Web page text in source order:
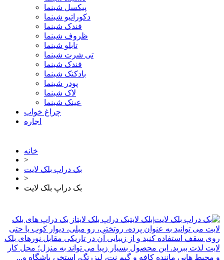
پیکسل شبنما
دکوراتیو شبنما
فندک شبنما
ظروف شبنما
تابلو شبنما
تی شرت شبنما
فندک شبنما
بادکنک شبنما
پودر شبنما
لاک شبنما
عینک شبنما
چراغ خواب
اجاره
خانه
>
بک دراپ بلک لایت
>
بک دراپ بلک لایت